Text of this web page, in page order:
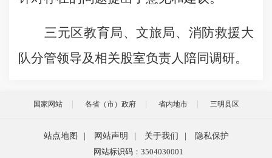
三元区教育局、文旅局、消防救援大
队分管领导及相关股室负责人陪同调研。
国家网站 各省（市）政府 省内地市 三明县区
站点地图 网站声明 关于我们
隐私保护
网站标识码：3504030001